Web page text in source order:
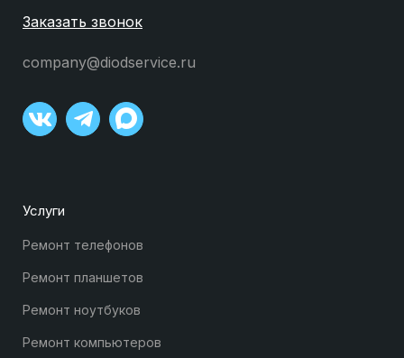
Заказать звонок
company@diodservice.ru
Услуги
Ремонт телефонов
Ремонт планшетов
Ремонт ноутбуков
Ремонт компьютеров